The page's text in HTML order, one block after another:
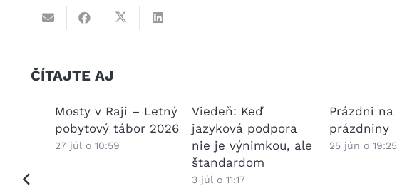
ČÍTAJTE AJ
Mosty v Raji – Letný
pobytový tábor 2026
27 júl o 10:59
Viedeň: Keď
jazyková podpora
nie je výnimkou, ale
štandardom
3 júl o 11:17
Prázdni na
prázdniny
25 jún o 19:25